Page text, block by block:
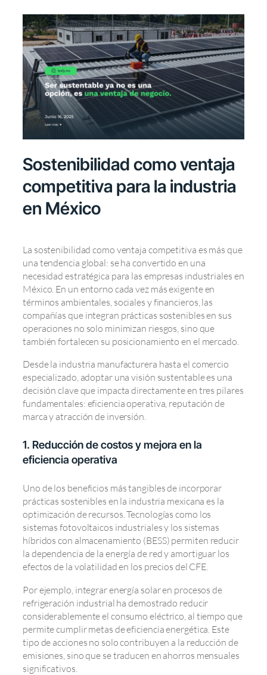
Sostenibilidad como ventaja
competitiva para la industria
en México
La sostenibilidad como ventaja competitiva es más que
una tendencia global: se ha convertido en una
necesidad estratégica para las empresas industriales en
México. En un entorno cada vez más exigente en
términos ambientales, sociales y financieros, las
compañías que integran prácticas sostenibles en sus
operaciones no solo minimizan riesgos, sino que
también fortalecen su posicionamiento en el mercado.
Desde la industria manufacturera hasta el comercio
especializado, adoptar una visión sustentable es una
decisión clave que impacta directamente en tres pilares
fundamentales: eficiencia operativa, reputación de
marca y atracción de inversión.
1. Reducción de costos y mejora en la
eficiencia operativa
Uno de los beneficios más tangibles de incorporar
prácticas sostenibles en la industria mexicana es la
optimización de recursos. Tecnologías como los
sistemas fotovoltaicos industriales y los sistemas
híbridos con almacenamiento (BESS) permiten reducir
la dependencia de la energía de red y amortiguar los
efectos de la volatilidad en los precios del CFE.
Por ejemplo, integrar energía solar en procesos de
refrigeración industrial ha demostrado reducir
considerablemente el consumo eléctrico, al tiempo que
permite cumplir metas de eficiencia energética. Este
tipo de acciones no solo contribuyen a la reducción de
emisiones, sino que se traducen en ahorros mensuales
significativos.